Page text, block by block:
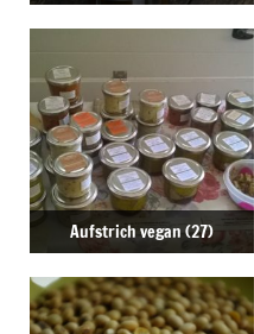
Aufstrich vegan (27)